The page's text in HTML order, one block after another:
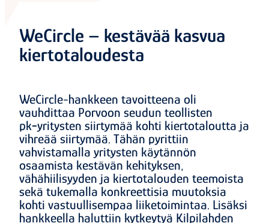
WeCircle – kestävää kasvua
kiertotaloudesta
WeCircle-hankkeen tavoitteena oli
vauhdittaa Porvoon seudun teollisten
pk‑yritysten siirtymää kohti kiertotaloutta ja
vihreää siirtymää. Tähän pyrittiin
vahvistamalla yritysten käytännön
osaamista kestävän kehityksen,
vähähiilisyyden ja kiertotalouden teemoista
sekä tukemalla konkreettisia muutoksia
kohti vastuullisempaa liiketoimintaa. Lisäksi
hankkeella haluttiin kytkeytyä Kilpilahden